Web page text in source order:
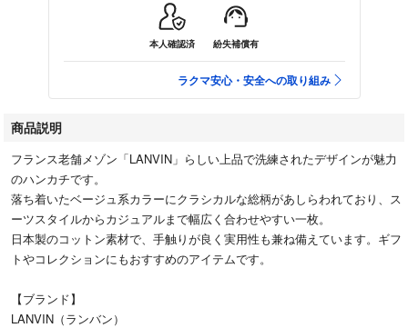
本人確認済 紛失補償有
ラクマ安心・安全への取り組み
商品説明
フランス老舗メゾン「LANVIN」らしい上品で洗練されたデザインが魅力
のハンカチです。
落ち着いたベージュ系カラーにクラシカルな総柄があしらわれており、ス
ーツスタイルからカジュアルまで幅広く合わせやすい一枚。
日本製のコットン素材で、手触りが良く実用性も兼ね備えています。ギフ
トやコレクションにもおすすめのアイテムです。
【ブランド】
LANVIN（ランバン）